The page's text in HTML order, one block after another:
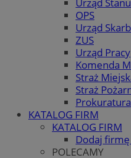
OPS
Urząd
ZUS
Urząd Pracy
Komenda
Straż
Straż
KATALOG FIRM
KATALOG FIRM
Dodaj
POLECAMY